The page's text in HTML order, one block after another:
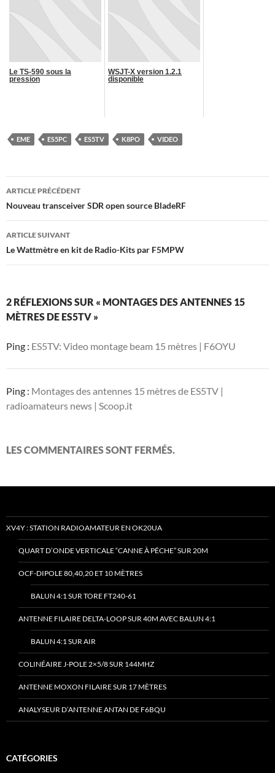
Le TS-590 sous la
pression
WSJT-X version 1.2.1
disponible
EME ES5PC ES5TV K8PO VIDEO
Navigation
des
articles
ARTICLE PRÉCÉDENT
Nouveau transceiver SDR open source BladeRF
ARTICLE SUIVANT
Le Wattmètre en kit de Radio-Kits par F5MPW
2 RÉFLEXIONS SUR « MONTAGES DES ANTENNES 15
MÈTRES DE ES5TV »
Ping : ES5TV: Video montage beam 15 mètres | F6OYU
Ping : Montages des antennes 15 mètres de ES5TV |
radioamateurs news | Scoop.it
LES COMMENTAIRES SONT FERMÉS.
XV4Y : STATION RADIOAMATEUR EN OK20UA
QUART D’ONDE VERTICALE “CANNE À PÊCHE” SUR 20M
OCF-DIPOLE 80,40,20 ET 10 MÈTRES
BALUN 4:1 SUR TORE FT240-61
ANTENNE FILAIRE DELTA-LOOP SUR 40M AVEC BALUN 4:1
BALUN 4:1 SUR AIR
COLINÉAIRE J-POLE 2×5/8 SUR 144MHZ
ANTENNE MOXON FILAIRE SUR 17 MÈTRES
ANALYSEUR D’ANTENNE ANTAN DE F6BQU
CATÉGORIES